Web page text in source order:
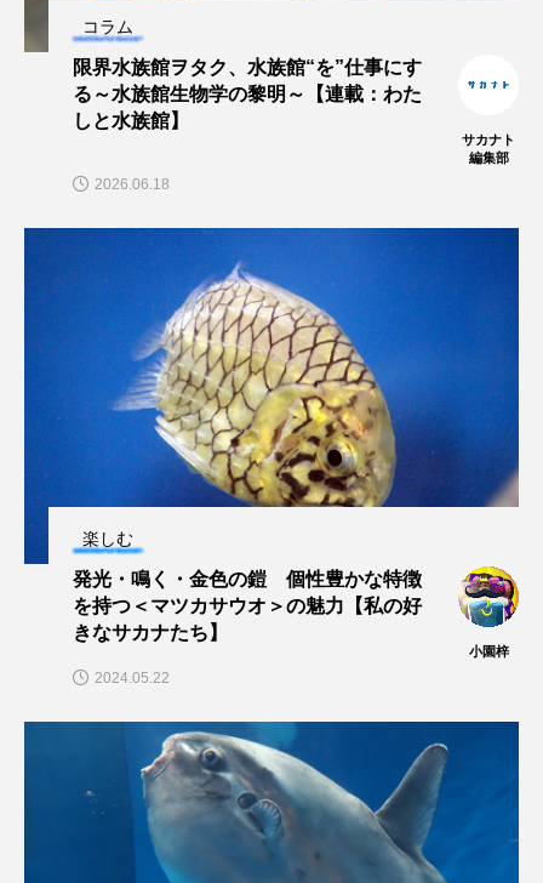
コラム
限界水族館ヲタク、水族館“を”仕事にす
る～水族館生物学の黎明～【連載：わた
しと水族館】
サカナト
編集部
2026.06.18
楽しむ
発光・鳴く・金色の鎧 個性豊かな特徴
を持つ＜マツカサウオ＞の魅力【私の好
きなサカナたち】
小園梓
2024.05.22